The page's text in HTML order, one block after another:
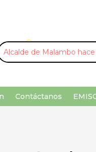
U ¡Buscar por
Contáctanos